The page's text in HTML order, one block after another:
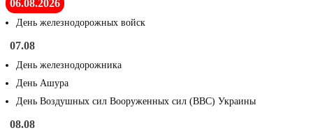
06.08.2026
День железнодорожных войск
07.08
День железнодорожника
День Ашура
День Воздушных сил Вооруженных сил (ВВС) Украины
08.08